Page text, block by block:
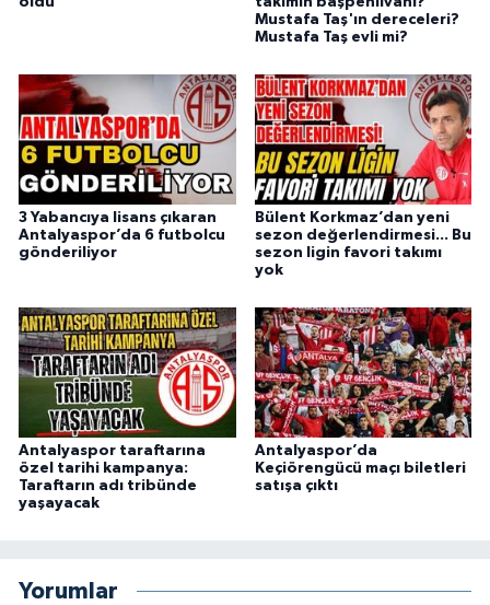
Mustafa Taş'ın dereceleri?
Mustafa Taş evli mi?
3 Yabancıya lisans çıkaran
Antalyaspor’da 6 futbolcu
gönderiliyor
Bülent Korkmaz’dan yeni
sezon değerlendirmesi... Bu
sezon ligin favori takımı
yok
Antalyaspor taraftarına
özel tarihi kampanya:
Taraftarın adı tribünde
yaşayacak
Antalyaspor’da
Keçiörengücü maçı biletleri
satışa çıktı
Yorumlar